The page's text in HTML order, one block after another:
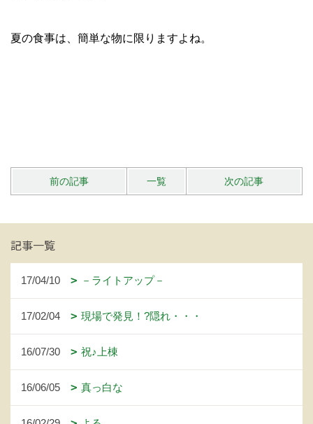
夏の食事は、簡単な物に限りますよね。
前の記事 一覧 次の記事
記事一覧
17/04/10 －ライトアップ－
17/02/04 現場で発見！?隠れ・・・
16/07/30 祝♪上棟
16/06/05 真っ白な